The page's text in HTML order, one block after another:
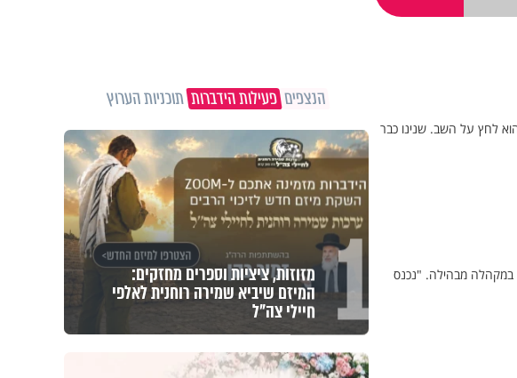
לחץ על השב. שנינו כבר
במקהלה מבהילה. "נכנס
הנצפיםפעילות הידברותתוכניות הערוץ
1 מזוזות, ציציות וספרים מחזקים:
המיזם שיביא שמירה רוחנית לאלפי
חיילי צה"ל